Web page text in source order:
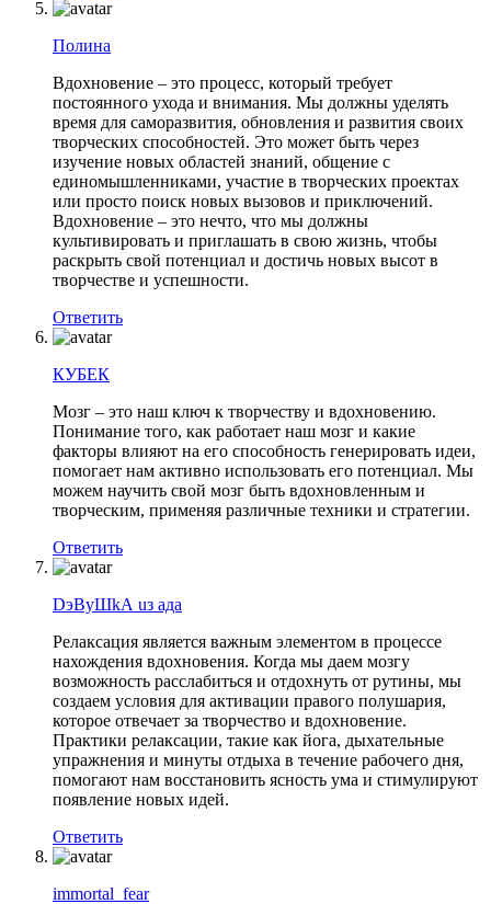
Полина
Вдохновение – это процесс, который требует
постоянного ухода и внимания. Мы должны уделять
время для саморазвития, обновления и развития своих
творческих способностей. Это может быть через
изучение новых областей знаний, общение с
единомышленниками, участие в творческих проектах
или просто поиск новых вызовов и приключений.
Вдохновение – это нечто, что мы должны
культивировать и приглашать в свою жизнь, чтобы
раскрыть свой потенциал и достичь новых высот в
творчестве и успешности.
Ответить
КУБЕК
Мозг – это наш ключ к творчеству и вдохновению.
Понимание того, как работает наш мозг и какие
факторы влияют на его способность генерировать идеи,
помогает нам активно использовать его потенциал. Мы
можем научить свой мозг быть вдохновленным и
творческим, применяя различные техники и стратегии.
Ответить
DэByШkА uз aдa
Релаксация является важным элементом в процессе
нахождения вдохновения. Когда мы даем мозгу
возможность расслабиться и отдохнуть от рутины, мы
создаем условия для активации правого полушария,
которое отвечает за творчество и вдохновение.
Практики релаксации, такие как йога, дыхательные
упражнения и минуты отдыха в течение рабочего дня,
помогают нам восстановить ясность ума и стимулируют
появление новых идей.
Ответить
immortal_fear